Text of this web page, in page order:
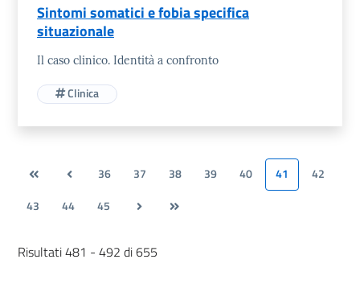
Sintomi somatici e fobia specifica
situazionale
Il caso clinico. Identità a confronto
Clinica
36 37 38 39 40 41
42
43
44 45
Risultati 481 - 492 di 655